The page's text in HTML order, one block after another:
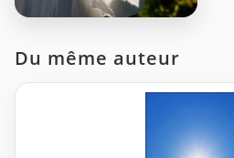
Du même auteur